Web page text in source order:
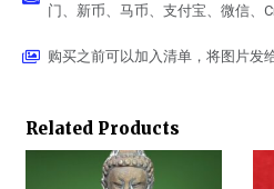
门、新币、马币、支付宝、微信、
购买之前可以加入清单，将图片发
Related Products